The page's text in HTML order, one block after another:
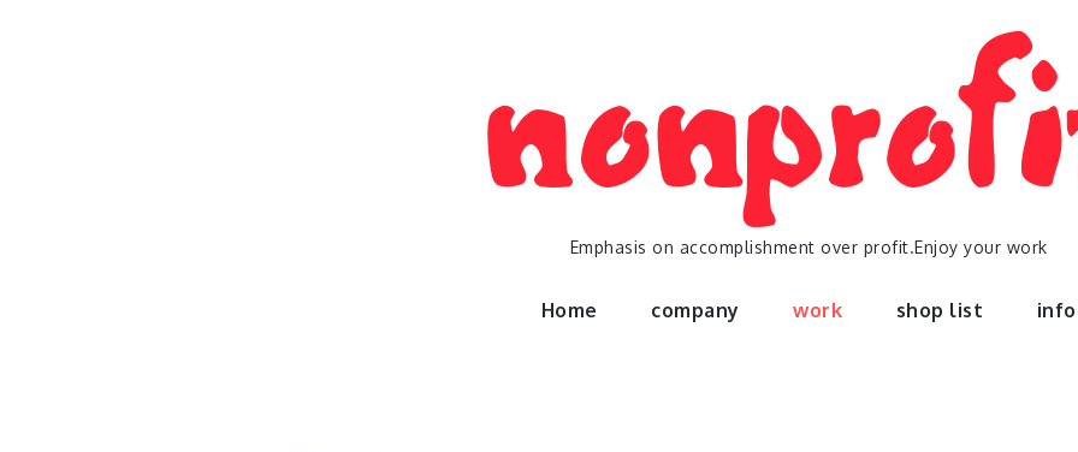
Emphasis on accomplishment over profit.Enjoy your work
Home company work shop list info